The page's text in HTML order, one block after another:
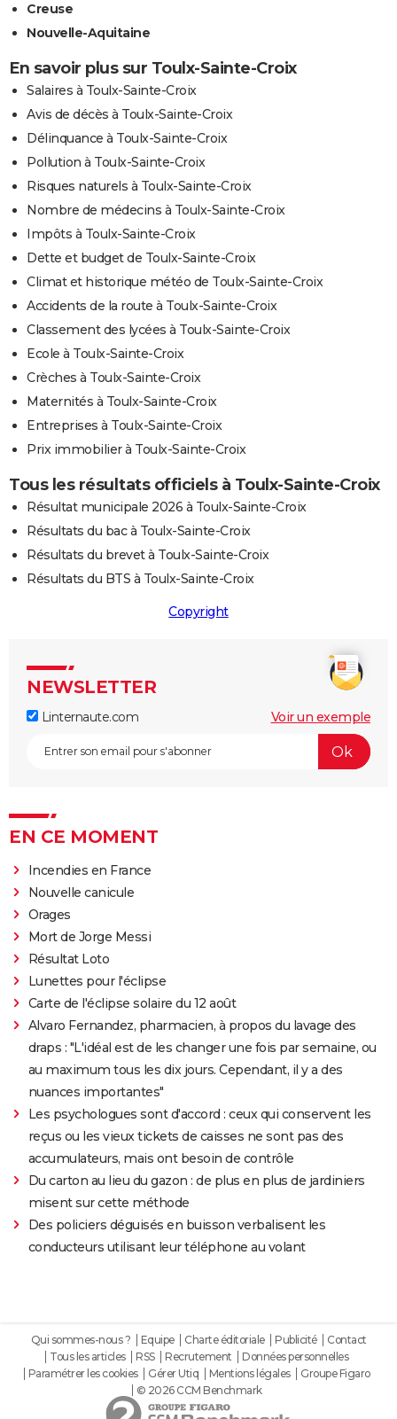
Creuse
Nouvelle-Aquitaine
En savoir plus sur Toulx-Sainte-Croix
Salaires à Toulx-Sainte-Croix
Avis de décès à Toulx-Sainte-Croix
Délinquance à Toulx-Sainte-Croix
Pollution à Toulx-Sainte-Croix
Risques naturels à Toulx-Sainte-Croix
Nombre de médecins à Toulx-Sainte-Croix
Impôts à Toulx-Sainte-Croix
Dette et budget de Toulx-Sainte-Croix
Climat et historique météo de Toulx-Sainte-Croix
Accidents de la route à Toulx-Sainte-Croix
Classement des lycées à Toulx-Sainte-Croix
Ecole à Toulx-Sainte-Croix
Crèches à Toulx-Sainte-Croix
Maternités à Toulx-Sainte-Croix
Entreprises à Toulx-Sainte-Croix
Prix immobilier à Toulx-Sainte-Croix
Tous les résultats officiels à Toulx-Sainte-Croix
Résultat municipale 2026 à Toulx-Sainte-Croix
Résultats du bac à Toulx-Sainte-Croix
Résultats du brevet à Toulx-Sainte-Croix
Résultats du BTS à Toulx-Sainte-Croix
Copyright
NEWSLETTER
Linternaute.com Voir un exemple
EN CE MOMENT
Incendies en France
Nouvelle canicule
Orages
Mort de Jorge Messi
Résultat Loto
Lunettes pour l'éclipse
Carte de l'éclipse solaire du 12 août
Alvaro Fernandez, pharmacien, à propos du lavage des
draps : "L'idéal est de les changer une fois par semaine, ou
au maximum tous les dix jours. Cependant, il y a des
nuances importantes"
Les psychologues sont d'accord : ceux qui conservent les
reçus ou les vieux tickets de caisses ne sont pas des
accumulateurs, mais ont besoin de contrôle
Du carton au lieu du gazon : de plus en plus de jardiniers
misent sur cette méthode
Des policiers déguisés en buisson verbalisent les
conducteurs utilisant leur téléphone au volant
Qui sommes-nous ? Equipe Charte éditoriale Publicité
Contact
Tous les articles
RSS Recrutement
Données personnelles
Paramétrer les cookies
Gérer Utiq Mentions légales
Groupe Figaro
© 2026 CCM Benchmark